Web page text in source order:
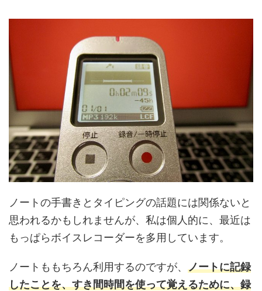
ノートの手書きとタイピングの話題には関係ないと
思われるかもしれませんが、私は個人的に、最近は
もっぱらボイスレコーダーを多用しています。
ノートももちろん利用するのですが、 ノートに記録
したことを、すき間時間を使って覚えるために、録